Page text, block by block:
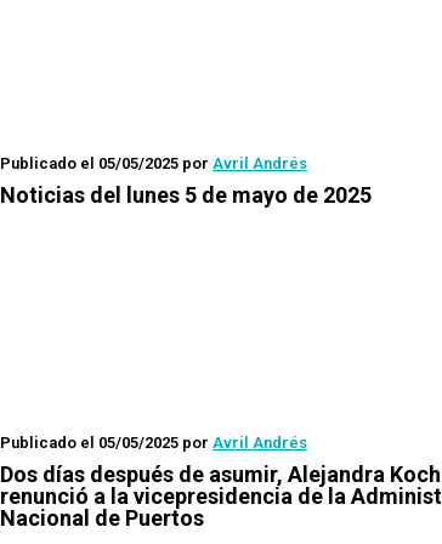
Publicado el 05/05/2025 por Avril Andrés
Noticias del lunes 5 de mayo de 2025
Publicado el 05/05/2025 por Avril Andrés
Dos días después de asumir, Alejandra Koch
renunció a la vicepresidencia de la
Nacional de Puertos